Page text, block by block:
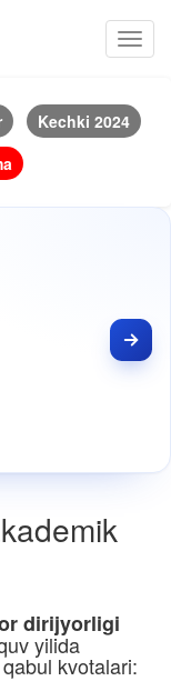
Kechki 2024
dirijyorligi
yilida
kvotalari: